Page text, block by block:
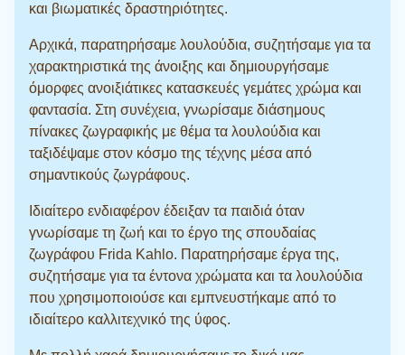
και βιωματικές δραστηριότητες.
Αρχικά, παρατηρήσαμε λουλούδια, συζητήσαμε για τα
χαρακτηριστικά της άνοιξης και δημιουργήσαμε
όμορφες ανοιξιάτικες κατασκευές γεμάτες χρώμα και
φαντασία. Στη συνέχεια, γνωρίσαμε διάσημους
πίνακες ζωγραφικής με θέμα τα λουλούδια και
ταξιδέψαμε στον κόσμο της τέχνης μέσα από
σημαντικούς ζωγράφους.
Ιδιαίτερο ενδιαφέρον έδειξαν τα παιδιά όταν
γνωρίσαμε τη ζωή και το έργο της σπουδαίας
ζωγράφου Frida Kahlo. Παρατηρήσαμε έργα της,
συζητήσαμε για τα έντονα χρώματα και τα λουλούδια
που χρησιμοποιούσε και εμπνευστήκαμε από το
ιδιαίτερο καλλιτεχνικό της ύφος.